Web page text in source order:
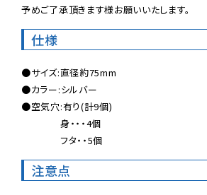
予めご了承頂きます様お願いいたします。
仕様
●サイズ:直径約75mm
●カラー:シルバー
●空気穴:有り(計9個)
身・・・4個
フタ・・5個
注意点